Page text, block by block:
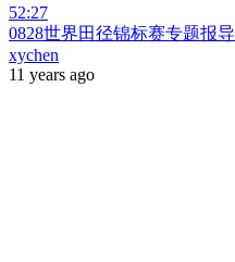
52:27
0828世界田径锦标赛专题报导
xychen
11 years ago